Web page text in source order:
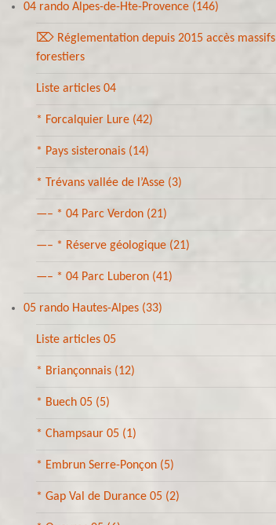
04 rando Alpes-de-Hte-Provence (146)
⌦ Réglementation depuis 2015 accès massifs
forestiers
Liste articles 04
* Forcalquier Lure (42)
* Pays sisteronais (14)
* Trévans vallée de l’Asse (3)
—– * 04 Parc Verdon (21)
—– * Réserve géologique (21)
—– * 04 Parc Luberon (41)
05 rando Hautes-Alpes (33)
Liste articles 05
* Briançonnais (12)
* Buech 05 (5)
* Champsaur 05 (1)
* Embrun Serre-Ponçon (5)
* Gap Val de Durance 05 (2)